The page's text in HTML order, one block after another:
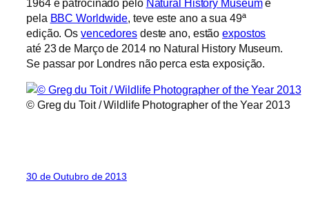
pela BBC Worldwide , teve este ano a sua 49ª
edição. Os vencedoresdeste ano, estãoexpostos
até 23 de Março de 2014 no Natural History Museum.
Se passar por Londres não perca esta exposição.
© Greg du Toit / Wildlife Photographer of the Year 2013
30 de Outubro de 2013